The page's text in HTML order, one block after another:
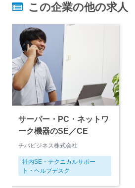
この企業の他の求人
サーバー・PC・ネットワ
ーク機器のSE／CE
チバビジネス株式会社
社内SE・テクニカルサポー
ト・ヘルプデスク